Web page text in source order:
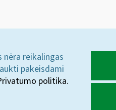
reikalingas
pakeisdami
politika.